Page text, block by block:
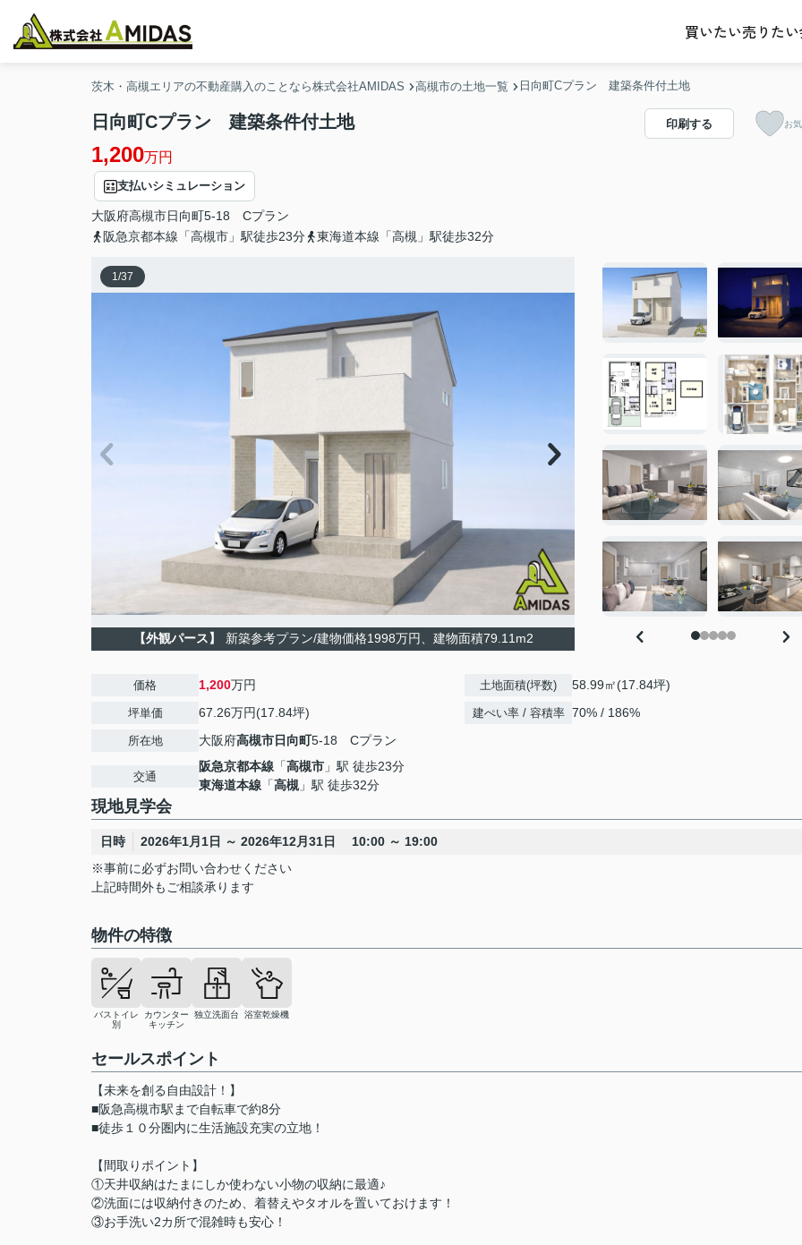
買いたい売りたい
茨木・高槻エリアの不動産購入のことなら株式会社AMIDAS 高槻市の土地一覧 日向町Cプラン 建築条件付土地
日向町Cプラン 建築条件付土地
1,200万円
支払いシミュレーション
大阪府高槻市日向町5-18 Cプラン
阪急京都本線「高槻市」駅徒歩23分
東海道本線「高槻」駅徒歩32分
印刷する お
1/37
【外観パース】 新築参考プラン/建物価格1998万円、建物面積79.11m2
価格 1,200万円
坪単価 67.26万円(17.84坪)
所在地 大阪府高槻市日向町5-18 Cプラン
交通
阪急京都本線 「高槻市 」駅 徒歩23分
東海道本線 「高槻 」駅 徒歩32分
土地面積(坪数) 58.99㎡(17.84坪)
建ぺい率 / 容積率 70% / 186%
現地見学会
日時
2026年1月1日 ～ 2026年12月31日 10:00 ～ 19:00
※事前に必ずお問い合わせください
上記時間外もご相談承ります
物件の特徴
バストイレ
別
カウンター
キッチン
独立洗面台 浴室乾燥機
セールスポイント
【未来を創る自由設計！】
■阪急高槻市駅まで自転車で約8分
■徒歩１０分圏内に生活施設充実の立地！
【間取りポイント】
①天井収納はたまにしか使わない小物の収納に最適♪
②洗面には収納付きのため、着替えやタオルを置いておけます！
③お手洗い2カ所で混雑時も安心！